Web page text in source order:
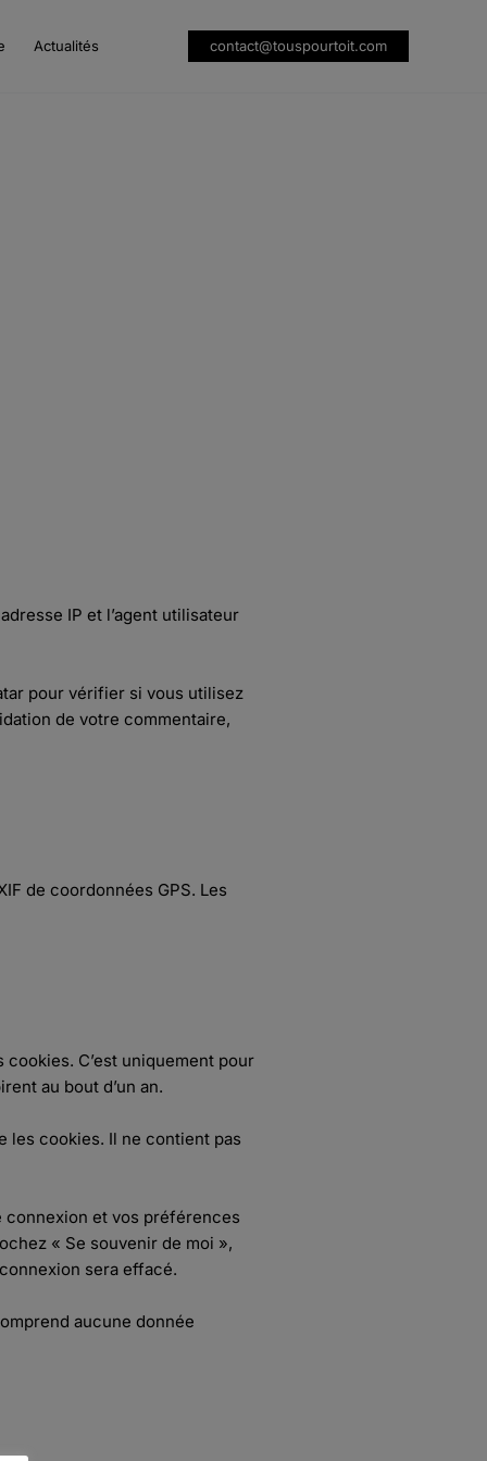
Actualités contact@touspourtoit.com
IP et l’agent utilisateur
pour vérifier si vous utilisez
de votre commentaire,
de coordonnées GPS. Les
C’est uniquement pour
au bout d’un an.
les cookies. Il ne contient pas
et vos préférences
« Se souvenir de moi »,
sera effacé.
aucune donnée